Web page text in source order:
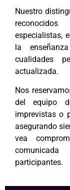
Nuestro
especialistas,
la
cualidades
actualizada.
Nos
del equipo
imprevistas o
asegurando
vea
participantes.